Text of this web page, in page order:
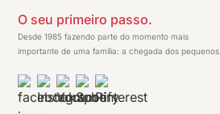
O seu primeiro passo.
Desde 1985 fazendo parte do momento mais
importante de uma família: a chegada dos pequenos.